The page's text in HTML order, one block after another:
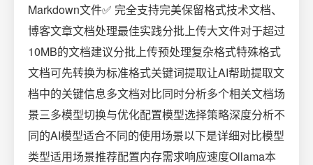
Markdown文件✅ 完全支持完美保留格式技术文档、
博客文章文档处理最佳实践分批上传大文件对于超过
10MB的文档建议分批上传预处理复杂格式特殊格式
文档可先转换为标准格式关键词提取让AI帮助提取文
档中的关键信息多文档对比同时分析多个相关文档场
景三多模型切换与优化配置模型选择策略深度分析不
同的AI模型适合不同的使用场景以下是详细对比模型
类型适用场景推荐配置内存需求响应速度Ollama本